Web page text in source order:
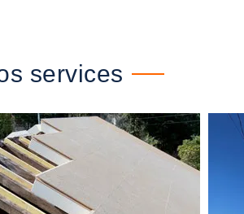
services